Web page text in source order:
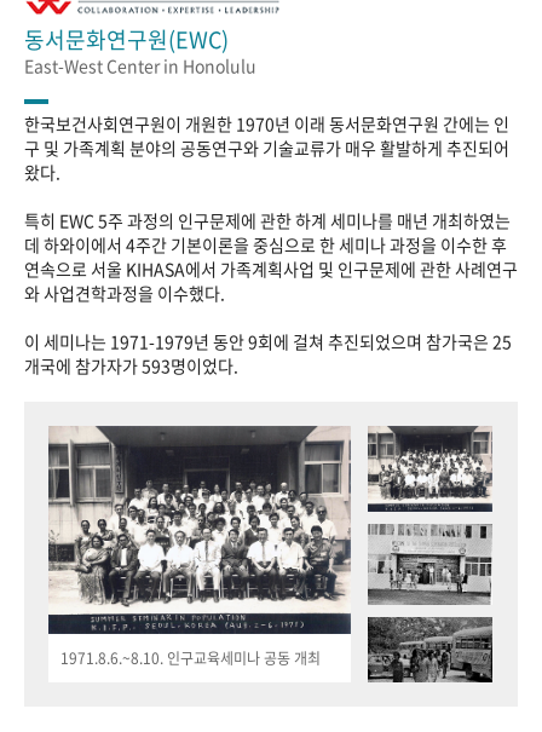
동서문화연구원(EWC)
East-West Center in Honolulu
한국보건사회연구원이 개원한 1970년 이래 동서문화연구원 간에는 인
구 및 가족계획 분야의 공동연구와 기술교류가 매우 활발하게 추진되어
왔다.
특히 EWC 5주 과정의 인구문제에 관한 하계 세미나를 매년 개최하였는
데 하와이에서 4주간 기본이론을 중심으로 한 세미나 과정을 이수한 후
연속으로 서울 KIHASA에서 가족계획사업 및 인구문제에 관한 사례연구
와 사업견학과정을 이수했다.
이 세미나는 1971-1979년 동안 9회에 걸쳐 추진되었으며 참가국은 25
개국에 참가자가 593명이었다.
1971.8.6.~8.10. 인구교육세미나 공동 개최